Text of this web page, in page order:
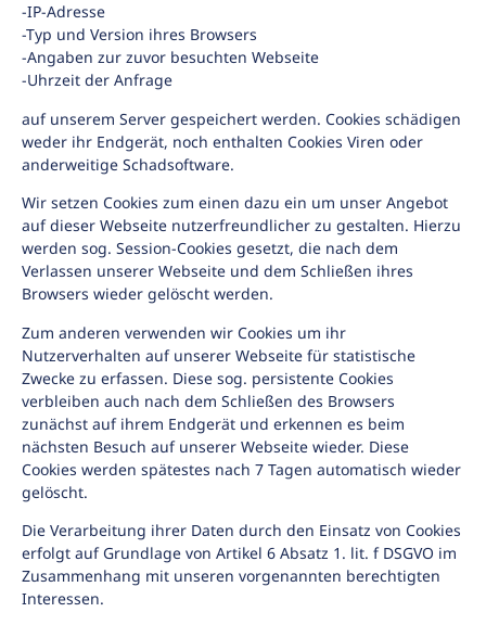
-IP-Adresse
-Typ und Version ihres Browsers
-Angaben zur zuvor besuchten Webseite
-Uhrzeit der Anfrage
auf unserem Server gespeichert werden. Cookies schädigen
weder ihr Endgerät, noch enthalten Cookies Viren oder
anderweitige Schadsoftware.
Wir setzen Cookies zum einen dazu ein um unser Angebot
auf dieser Webseite nutzerfreundlicher zu gestalten. Hierzu
werden sog. Session-Cookies gesetzt, die nach dem
Verlassen unserer Webseite und dem Schließen ihres
Browsers wieder gelöscht werden.
Zum anderen verwenden wir Cookies um ihr
Nutzerverhalten auf unserer Webseite für statistische
Zwecke zu erfassen. Diese sog. persistente Cookies
verbleiben auch nach dem Schließen des Browsers
zunächst auf ihrem Endgerät und erkennen es beim
nächsten Besuch auf unserer Webseite wieder. Diese
Cookies werden spätestes nach 7 Tagen automatisch wieder
gelöscht.
Die Verarbeitung ihrer Daten durch den Einsatz von Cookies
erfolgt auf Grundlage von Artikel 6 Absatz 1. lit. f DSGVO im
Zusammenhang mit unseren vorgenannten berechtigten
Interessen.